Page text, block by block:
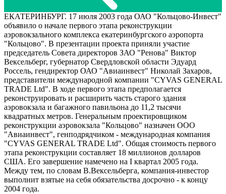
ЕКАТЕРИНБУРГ. 17 июля 2003 года ОАО "Кольцово-Инвест"
объявило о начале первого этапа реконструкции
аэровокзального комплекса екатеринбургского аэропорта
"Кольцово". В презентации проекта приняли участие
председатель Совета директоров ЗАО "Ренова" Виктор
Вексельберг, губернатор Свердловской области Эдуард
Россель, гендиректор ОАО "Авиаинвест" Николай Захаров,
представители международной компании "CYVAS GENERAL
TRADE Ltd". В ходе первого этапа предполагается
реконструировать и расширить часть старого здания
аэровокзала и багажного павильона до 11,2 тысячи
квадратных метров. Генеральным проектировщиком
реконструкции аэровокзала "Кольцово" назначен ООО
"Авиаинвест", генподрядчиком - международная компания
"CYVAS GENERAL TRADE Ltd". Общая стоимость первого
этапа реконструкции составляет 18 миллионов долларов
США. Его завершение намечено на I квартал 2005 года.
Между тем, по словам В.Вексельберга, компания-инвестор
выполнит взятые на себя обязательства досрочно - к концу
2004 года.